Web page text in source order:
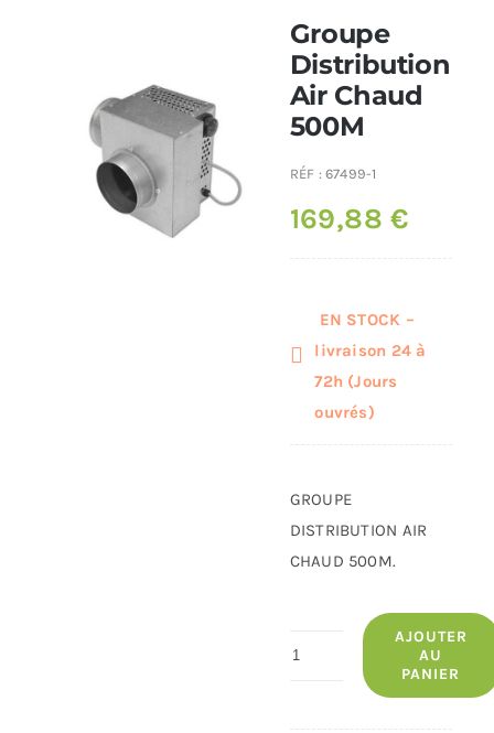
Conduit de fumées
Groupe
Distribution
Air Chaud
500M
RÉF :67499-1
169,88€
EN STOCK –
livraison 24 à
72h (Jours
ouvrés)
GROUPE
DISTRIBUTION AIR
CHAUD 500M.
quantité
AJOUTER
AU
PANIER